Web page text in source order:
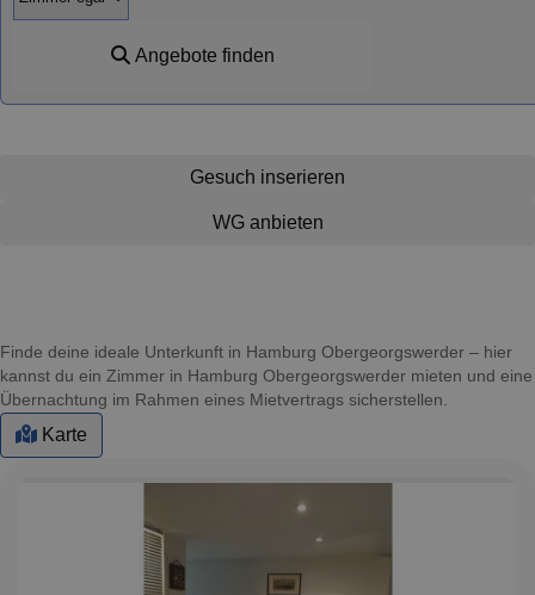
Angebote finden
Gesuch inserieren
WG anbieten
Finde deine ideale Unterkunft in Hamburg Obergeorgswerder – hier
kannst du ein Zimmer in Hamburg Obergeorgswerder mieten und eine
Übernachtung im Rahmen eines Mietvertrags sicherstellen.
Karte